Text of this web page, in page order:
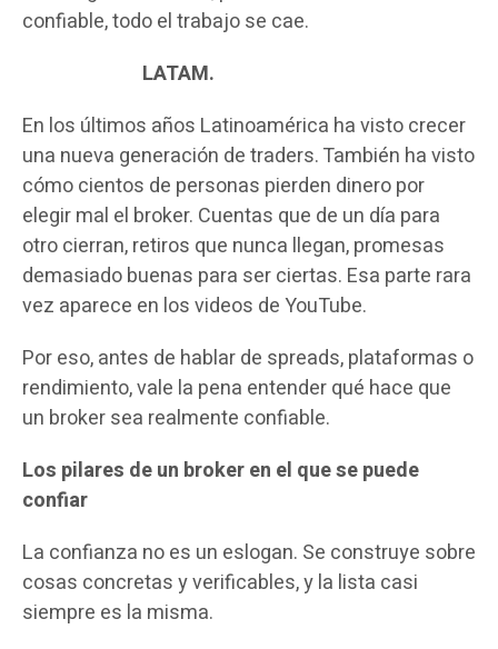
confiable, todo el trabajo se cae.
LATAM.
En los últimos años Latinoamérica ha visto crecer
una nueva generación de traders. También ha visto
cómo cientos de personas pierden dinero por
elegir mal el broker. Cuentas que de un día para
otro cierran, retiros que nunca llegan, promesas
demasiado buenas para ser ciertas. Esa parte rara
vez aparece en los videos de YouTube.
Por eso, antes de hablar de spreads, plataformas o
rendimiento, vale la pena entender qué hace que
un broker sea realmente confiable.
Los pilares de un broker en el que se puede
confiar
La confianza no es un eslogan. Se construye sobre
cosas concretas y verificables, y la lista casi
siempre es la misma.